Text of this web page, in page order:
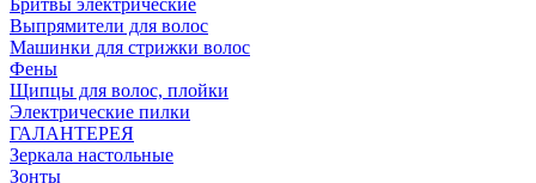
Бритвы электрические
Выпрямители для волос
Машинки для стрижки волос
Фены
Щипцы для волос, плойки
Электрические пилки
ГАЛАНТЕРЕЯ
Зеркала настольные
Зонты